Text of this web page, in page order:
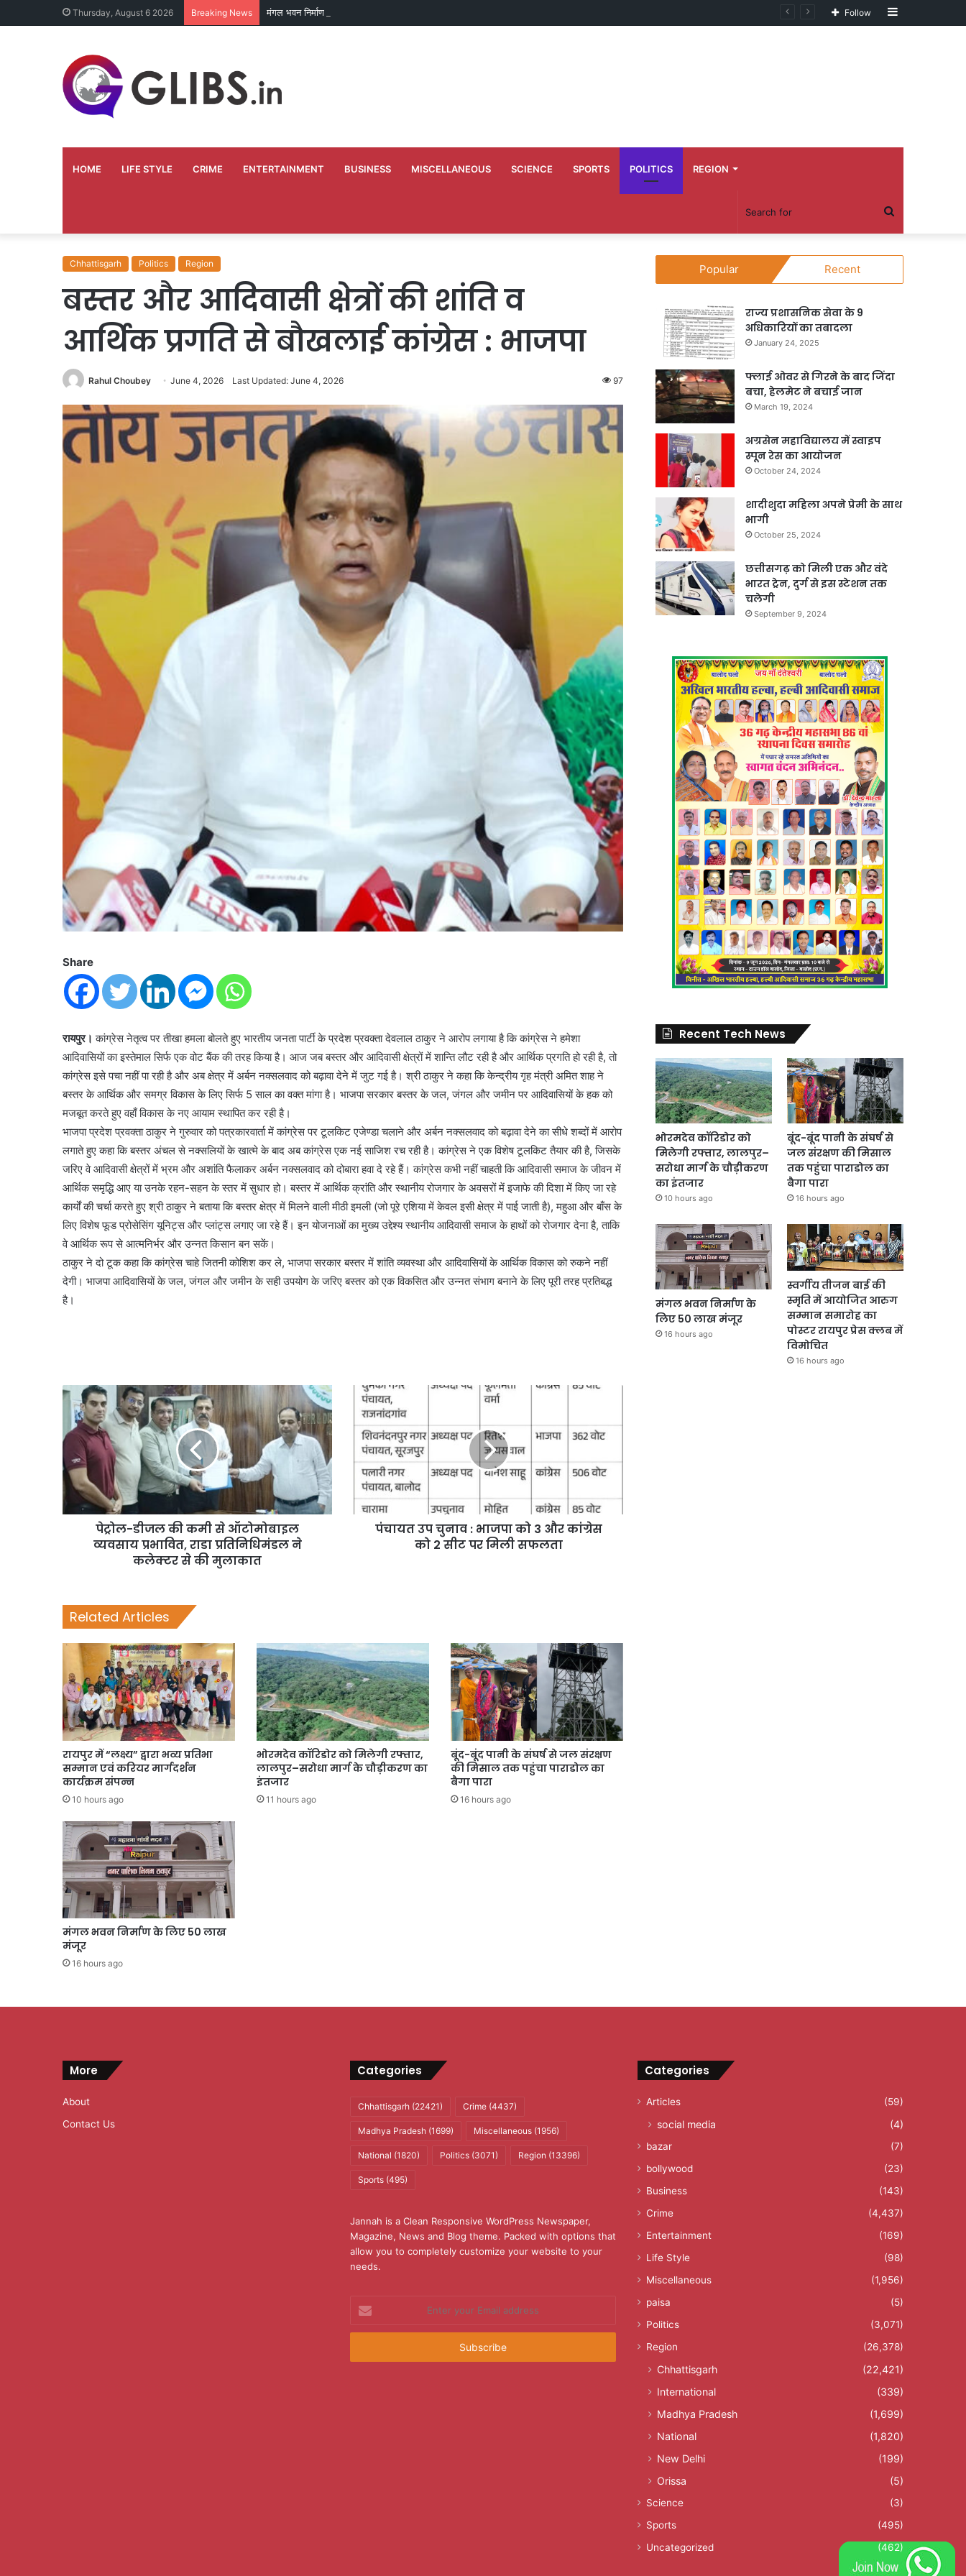
Thursday, August 6 2026 Breaking News मंगल भवन निर्माण के लिए 50 लाख मंजूर Sidebar
Follow
HOME LIFE STYLE CRIME ENTERTAINMENT BUSINESS MISCELLANEOUS SCIENCE SPORTS POLITICS REGION
Search
for
Chhattisgarh Politics Region
बस्तर और आदिवासी क्षेत्रों की शांति व
आर्थिक प्रगति से बौखलाई कांग्रेस : भाजपा
Rahul Choubey June 4, 2026 Last Updated: June 4, 2026 97
Share
रायपुर। कांग्रेस नेतृत्व पर तीखा हमला बोलते हुए भारतीय जनता पार्टी के प्रदेश प्रवक्ता देवलाल ठाकुर ने आरोप लगाया है कि कांग्रेस ने हमेशा
आदिवासियों का इस्तेमाल सिर्फ एक वोट बैंक की तरह किया है। आज जब बस्तर और आदिवासी क्षेत्रों में शान्ति लौट रही है और आर्थिक प्रगति हो रही है, तो
कांग्रेस इसे पचा नहीं पा रही है और अब क्षेत्र में अर्बन नक्सलवाद को बढ़ावा देने में जुट गई है। श्री ठाकुर ने कहा कि केन्द्रीय गृह मंत्री अमित शाह ने
बस्तर के आर्थिक और समग्र विकास के लिए सिर्फ 5 साल का वक्त मांगा है। भाजपा सरकार बस्तर के जल, जंगल और जमीन पर आदिवासियों के हक को
मजबूत करते हुए वहाँ विकास के नए आयाम स्थापित कर रही है।
भाजपा प्रदेश प्रवक्ता ठाकुर ने गुरुवार को पत्रकारवार्ता में कांग्रेस पर टूलकिट एजेण्डा चलाने और अर्बन नक्सलवाद को बढ़ावा देने का सीधे शब्दों में आरोप
लगाते हुए कहा कि बस्तर अंचल से नक्सलियों के खात्मे के बाद अब कांग्रेस एक नई साजिश रच रही है। कांग्रेस ने एक विशेष टूलकिट तैयार की है, जिसके
जरिए वे आदिवासी क्षेत्रों में भ्रम और अशांति फैलाकर अर्बन नक्सलवाद को दोबारा हवा दे रहे हैं। कांग्रेस कभी नहीं चाहती कि आदिवासी समाज के जीवन में
आर्थिक समृद्धि आए या उनके रहन-सहन के स्तर में सुधार हो। बस्तर में आर्थिक क्रांति और स्थानीय रोजगार के अवसरों में इजाफे की दिशा में किए जा रहे
कार्यों की चर्चा करते हुए श्री ठाकुर ने बताया कि बस्तर क्षेत्र में मिलने वाली मीठी इमली (जो पूरे एशिया में केवल इसी क्षेत्र में पाई जाती है), महुआ और बाँस के
लिए विशेष फूड प्रोसेसिंग यूनिट्स और प्लांट्स लगाए जा रहे हैं। इन योजनाओं का मुख्य उद्देश्य स्थानीय आदिवासी समाज के हाथों को रोजगार देना है, ताकि
वे आर्थिक रूप से आत्मनिर्भर और उन्नत किसान बन सकें।
ठाकुर ने दो टूक कहा कि कांग्रेस चाहे जितनी कोशिश कर ले, भाजपा सरकार बस्तर में शांति व्यवस्था और आदिवासियों के आर्थिक विकास को रुकने नहीं
देगी। भाजपा आदिवासियों के जल, जंगल और जमीन के सही उपयोग के जरिए बस्तर को एक विकसित और उन्नत संभाग बनाने के लिए पूरी तरह प्रतिबद्ध
है।
पेट्रोल-डीजल की कमी से ऑटोमोबाइल
व्यवसाय प्रभावित, राडा प्रतिनिधिमंडल ने
कलेक्टर से की मुलाकात
पंचायत उप चुनाव : भाजपा को 3 और कांग्रेस
को 2 सीट पर मिली सफलता
Related Articles
रायपुर में “लक्ष्य” द्वारा भव्य प्रतिभा
सम्मान एवं करियर मार्गदर्शन
कार्यक्रम संपन्न
10 hours ago
भोरमदेव कॉरिडोर को मिलेगी रफ्तार,
लालपुर–सरोधा मार्ग के चौड़ीकरण का
इंतजार
11 hours ago
बूंद-बूंद पानी के संघर्ष से जल संरक्षण
की मिसाल तक पहुंचा पाराडोल का
बैगा पारा
16 hours ago
मंगल भवन निर्माण के लिए 50 लाख
मंजूर
16 hours ago
Popular Recent
राज्य प्रशासनिक सेवा के 9
अधिकारियों का तबादला
January 24, 2025
फ्लाई ओवर से गिरने के बाद जिंदा
बचा, हेलमेट ने बचाई जान
March 19, 2024
अग्रसेन महाविद्यालय में स्वाइप
स्पून रेस का आयोजन
October 24, 2024
शादीशुदा महिला अपने प्रेमी के साथ
भागी
October 25, 2024
छत्तीसगढ़ को मिली एक और वंदे
भारत ट्रेन, दुर्ग से इस स्टेशन तक
चलेगी
September 9, 2024
Recent Tech News
भोरमदेव कॉरिडोर को
मिलेगी रफ्तार, लालपुर–
सरोधा मार्ग के चौड़ीकरण
का इंतजार
10 hours ago
बूंद-बूंद पानी के संघर्ष से
जल संरक्षण की मिसाल
तक पहुंचा पाराडोल का
बैगा पारा
16 hours ago
मंगल भवन निर्माण के
लिए 50 लाख मंजूर
16 hours ago
स्वर्गीय तीजन बाई की
स्मृति में आयोजित आरुग
सम्मान समारोह का
पोस्टर रायपुर प्रेस क्लब में
विमोचित
16 hours ago
More
About
Contact Us
Categories
Chhattisgarh(22421) Crime(4437)
Madhya Pradesh(1699) Miscellaneous(1956)
National (1820) Politics(3071) Region (13396)
Sports(495)
Jannah is a Clean Responsive WordPress Newspaper,
Magazine, News and Blog theme. Packed with options that
allow you to completely customize your website to your
needs.
your
Email
Categories
Articles (59)
social media (4)
bazar
(7)
bollywood
(23)
Business
(143)
Crime
(4,437)
Entertainment
(169)
Life Style
(98)
Miscellaneous
(1,956)
paisa
(5)
Politics
(3,071)
Region
(26,378)
Chhattisgarh
(22,421)
International
(339)
Madhya Pradesh
(1,699)
National
(1,820)
New Delhi
(199)
Orissa
(5)
Science
(3)
Sports
(495)
Uncategorized
(462)